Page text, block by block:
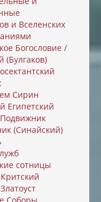
и Вселенских
Богословие /
Сирин
Египетский
(Синайский)
сотницы